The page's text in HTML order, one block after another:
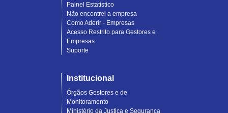
Painel Estatístico
Não encontrei a empresa
Como Aderir - Empresas
Acesso Restrito para Gestores e
Empresas
Suporte
Institucional
Órgãos Gestores e de
Monitoramento
Ministério da Justiça e Segurança